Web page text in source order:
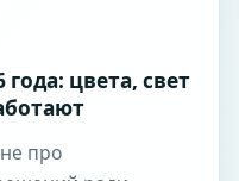
цвета, свет
про